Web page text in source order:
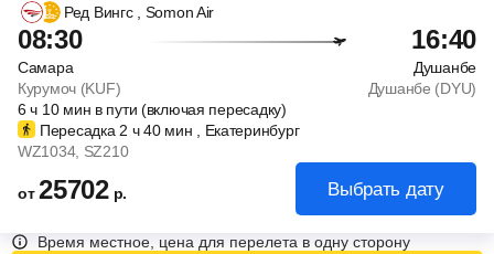
Ред Вингс , Somon Air
08:30 16:40
Самара
Душанбе
Курумоч (KUF)
Душанбе (DYU)
6ч 10 мин в пути (включая пересадку)
Пересадка 2 ч40 мин , Екатеринбург
WZ1034, SZ210
от25702 р. Выбрать дату
Время местное, цена для перелета в одну сторону